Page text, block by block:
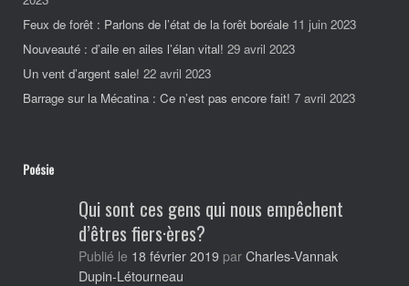
Feux de forêt : Parlons de l’état de la forêt boréale 11 juin 2023
Nouveauté : d’aile en ailes l’élan vital! 29 avril 2023
Un vent d’argent sale! 22 avril 2023
Barrage sur la Mécatina : Ce n’est pas encore fait! 7 avril 2023
Poésie
Qui sont ces gens qui nous empêchent
d’êtres fiers·ères?
Publié le 18 février 2019 par Charles-Vannak
Dupin-Létourneau